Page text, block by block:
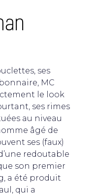
ses
MC
le look
ses rimes
au niveau
âgé de
ses (faux)
redoutable
son premier
a été produit
qui a